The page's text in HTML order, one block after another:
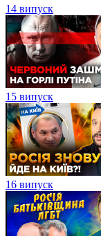
14 випуск
15 випуск
16 випуск